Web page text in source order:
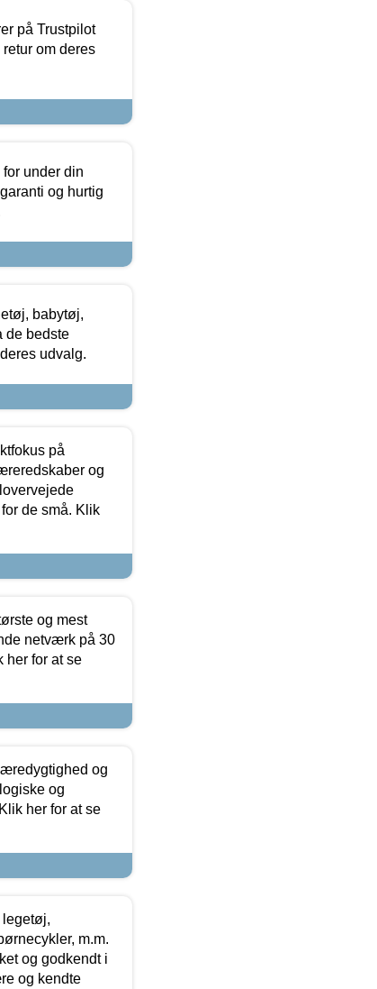
på Trustpilot
om deres
under din
og hurtig
babytøj,
de bedste
udvalg.
på
og
de små. Klik
og mest
netværk på 30
her for at se
og
og
her for at se
legetøj,
m.m.
og godkendt i
og kendte